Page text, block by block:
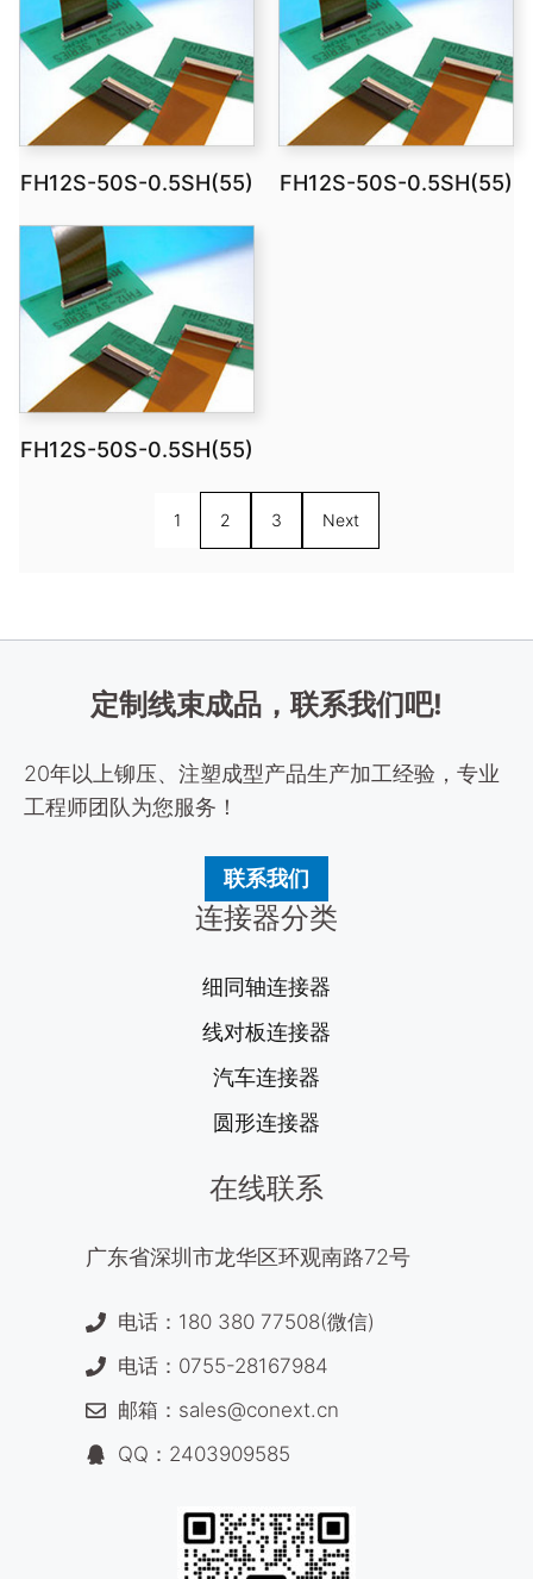
FH12S-50S-0.5SH(55) FH12S-50S-0.5SH(55)
FH12S-50S-0.5SH(55)
1 2 3 Next
定制线束成品，联系我们吧!
20年以上铆压、注塑成型产品生产加工经验，专业
工程师团队为您服务！
联系我们
连接器分类
细同轴连接器
线对板连接器
汽车连接器
圆形连接器
在线联系
广东省深圳市龙华区环观南路72号
电话：180 380 77508(微信)
电话：0755-28167984
邮箱：sales@conext.cn
QQ：2403909585